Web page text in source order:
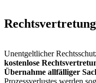
Unentgeltlicher
kostenlose
Übernahme allfälliger
Prozessverlustes werden